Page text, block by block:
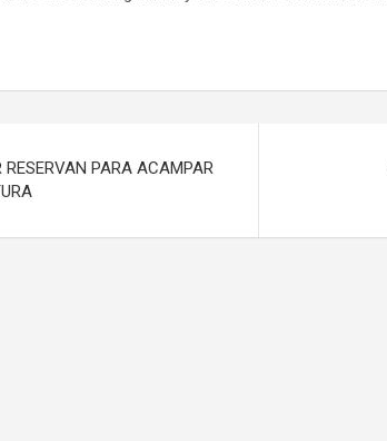
RESERVAN PARA ACAMPAR